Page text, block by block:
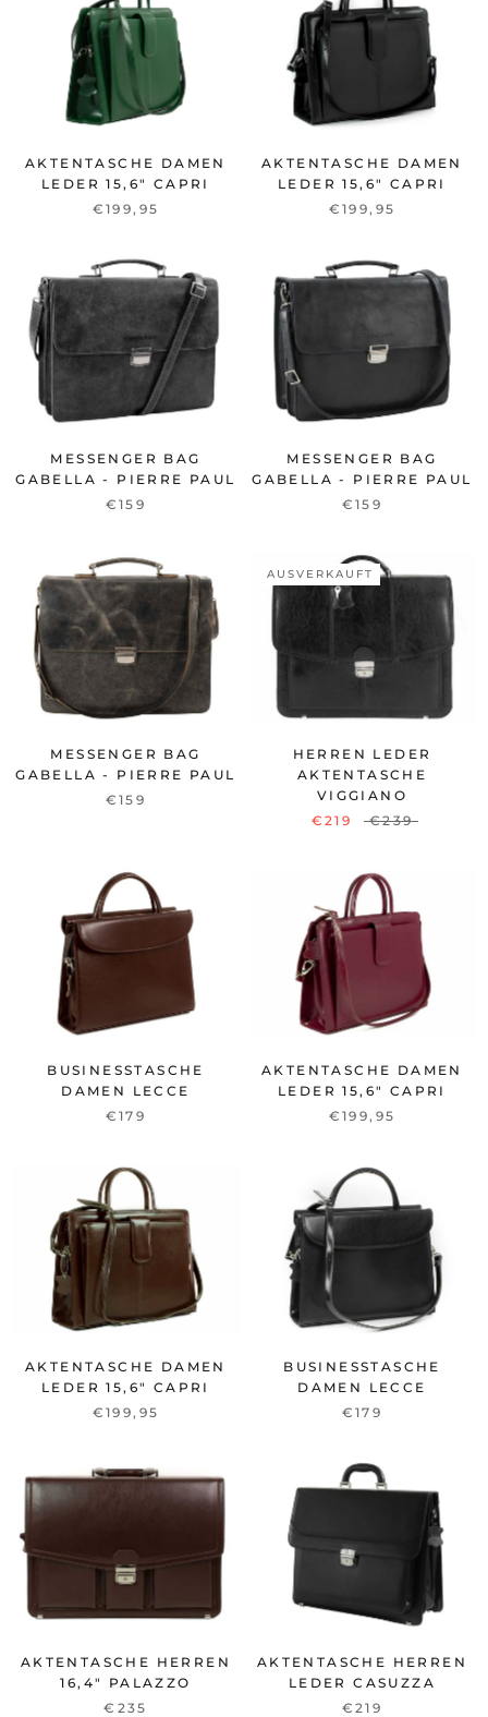
AKTENTASCHE DAMEN
LEDER 15,6" CAPRI
€199,95
AKTENTASCHE DAMEN
LEDER 15,6" CAPRI
€199,95
MESSENGER BAG
GABELLA - PIERRE PAUL
€159
MESSENGER BAG
GABELLA - PIERRE PAUL
€159
MESSENGER BAG
GABELLA - PIERRE PAUL
€159
AUSVERKAUFT
HERREN LEDER
AKTENTASCHE
VIGGIANO
€219
€239
BUSINESSTASCHE
DAMEN LECCE
€179
AKTENTASCHE DAMEN
LEDER 15,6" CAPRI
€199,95
AKTENTASCHE DAMEN
LEDER 15,6" CAPRI
€199,95
BUSINESSTASCHE
DAMEN LECCE
€179
AKTENTASCHE HERREN
16,4" PALAZZO
€235
AKTENTASCHE HERREN
LEDER CASUZZA
€219